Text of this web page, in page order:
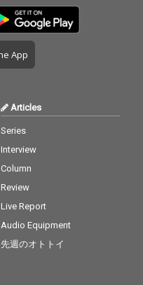
App
Articles
Series
Interview
Column
Review
Live Report
Audio Equipment
先週のオトトイ